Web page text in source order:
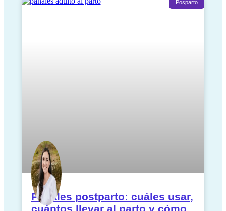
Posparto
Pañales postparto: cuáles usar,